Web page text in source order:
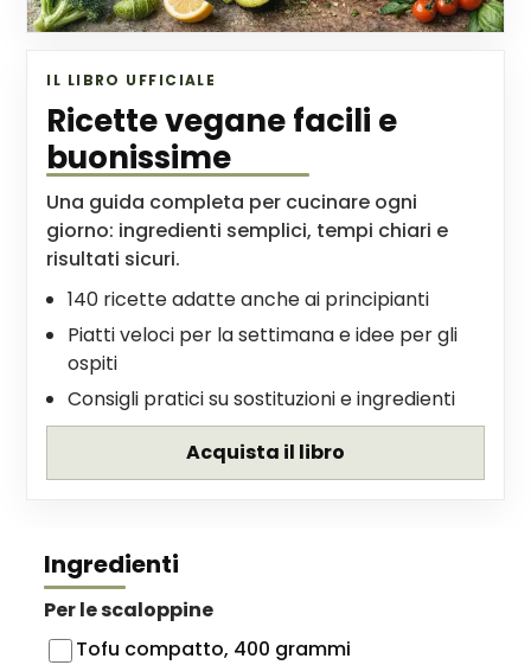
IL LIBRO UFFICIALE
Ricette vegane facili e
buonissime
Una guida completa per cucinare ogni
giorno: ingredienti semplici, tempi chiari e
risultati sicuri.
140 ricette adatte anche ai principianti
Piatti veloci per la settimana e idee per gli
ospiti
Consigli pratici su sostituzioni e ingredienti
Acquista il libro
Ingredienti
Per le scaloppine
Tofu compatto, 400 grammi